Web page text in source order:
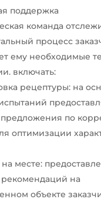
поддержка
команда
процесс
ему необходимые
включать:
рецептуры: на
по
оптимизации
месте:
рекомендаций на
объекте